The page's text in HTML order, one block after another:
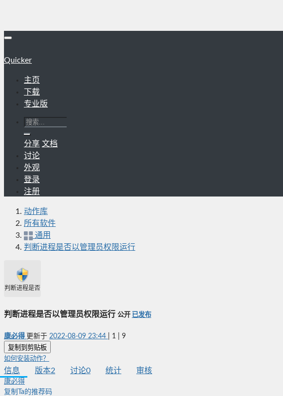
Quicker
主页
下载
专业版
分享 文档
讨论
外观
登录
注册
动作库
所有软件
通用
判断进程是否以管理员权限运行
判断进程是否以管理员权限运行
判断进程是否以管理员权限运行 公开 已发布
康必得 更新于 2022-08-09 23:44 1 9
复制到剪贴板
如何安装动作？
信息 版本2 讨论0 统计 审核
康必得
复制Ta的推荐码